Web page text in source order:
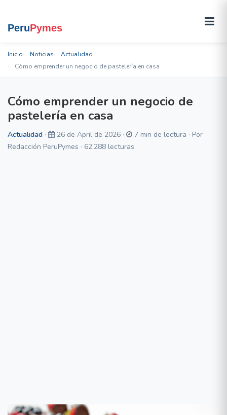
Inicio Noticias
Actualidad
Cómo emprender un negocio de pastelería en casa
Cómo emprender un negocio de
pastelería en casa
Actualidad · 26 de April de 2026 ·
7 min de lectura · Por
Redacción PeruPymes · 62,288 lecturas